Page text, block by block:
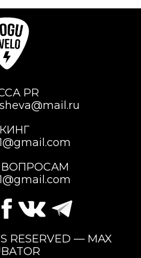
PR
RESERVED — MAX